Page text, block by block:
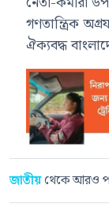
গণতান্ত্রিক
ঐক্যবদ্ধ
জাতীয়থেকে আরও